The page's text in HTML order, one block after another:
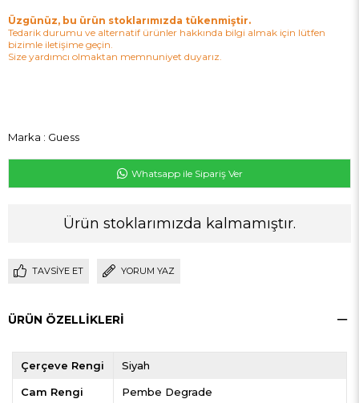
Üzgünüz, bu ürün stoklarımızda tükenmiştir.
Tedarik durumu ve alternatif ürünler hakkında bilgi almak için lütfen
bizimle iletişime geçin.
Size yardımcı olmaktan memnuniyet duyarız.
Marka : Guess
Whatsapp ile Sipariş Ver
Ürün stoklarımızda kalmamıştır.
TAVSIYE ET YORUM YAZ
ÜRÜN ÖZELLIKLERI
Çerçeve Rengi Siyah
Cam Rengi Pembe Degrade